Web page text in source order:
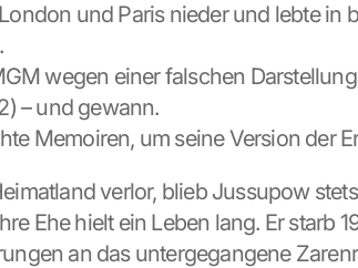
und Paris nieder und lebte in
wegen einer falschen
– und gewann.
Memoiren, um seine Version der
verlor, blieb Jussupow
Ehe hielt ein Leben lang. Er starb
an das untergegangene